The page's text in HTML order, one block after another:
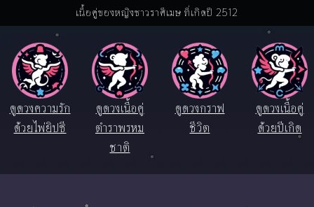
เนื้อคู่ของหญิงชาวราศีเมษ ที่เกิดปี 2512
ดูดวงความรัก
ด้วยไพ่ยิปซี
ดูดวงเนื้อคู่
ตำราพรหม
ชาติ
ดูดวงกราฟ
ชีวิต
ดูดวงเนื้อคู่
ด้วยปีเกิด